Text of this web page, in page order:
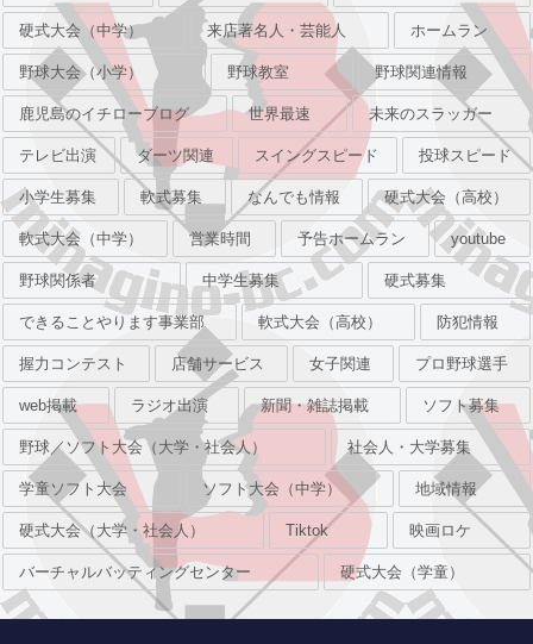
硬式大会（中学） 来店著名人・芸能人 ホームラン
野球大会（小学） 野球教室 野球関連情報
鹿児島のイチローブログ 世界最速 未来のスラッガー
テレビ出演 ダーツ関連 スイングスピード 投球スピード
小学生募集 軟式募集 なんでも情報 硬式大会（高校）
軟式大会（中学） 営業時間 予告ホームラン youtube
野球関係者 中学生募集 硬式募集
できることやります事業部 軟式大会（高校） 防犯情報
握力コンテスト 店舗サービス 女子関連 プロ野球選手
web掲載 ラジオ出演 新聞・雑誌掲載 ソフト募集
野球／ソフト大会（大学・社会人） 社会人・大学募集
学童ソフト大会 ソフト大会（中学） 地域情報
硬式大会（大学・社会人） Tiktok 映画ロケ
バーチャルバッティングセンター 硬式大会（学童）